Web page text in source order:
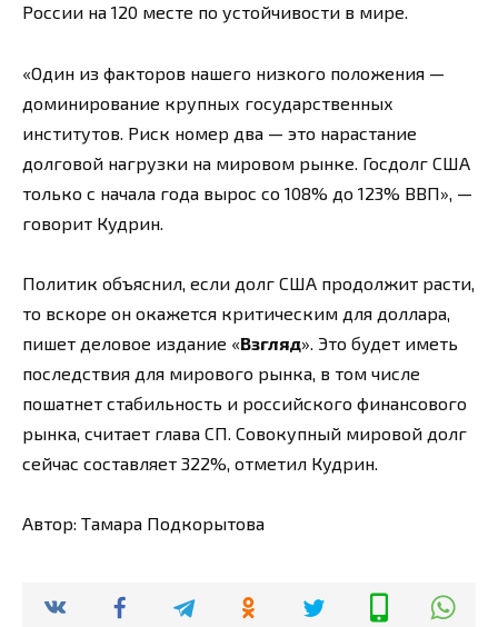
России на 120 месте по устойчивости в мире.
«Один из факторов нашего низкого положения —
доминирование крупных государственных
институтов. Риск номер два — это нарастание
долговой нагрузки на мировом рынке. Госдолг США
только с начала года вырос со 108% до 123% ВВП», —
говорит Кудрин.
Политик объяснил, если долг США продолжит расти,
то вскоре он окажется критическим для доллара,
пишет деловое издание «Взгляд». Это будет иметь
последствия для мирового рынка, в том числе
пошатнет стабильность и российского финансового
рынка, считает глава СП. Совокупный мировой долг
сейчас составляет 322%, отметил Кудрин.
Автор: Тамара Подкорытова